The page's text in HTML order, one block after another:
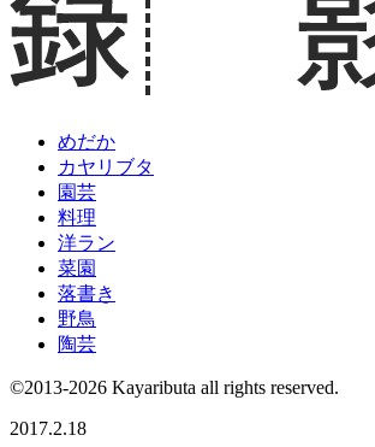
めだか
カヤリブタ
園芸
料理
洋ラン
菜園
落書き
野鳥
陶芸
©2013-2026 Kayaributa all rights reserved.
2017.2.18